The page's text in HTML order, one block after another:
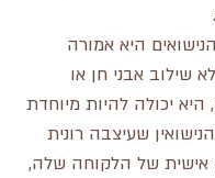
היא אמורה
שילוב אבני חן או
היא יכולה להיות מיוחדת
שעיצבה רונית
של הלקוחה שלה,